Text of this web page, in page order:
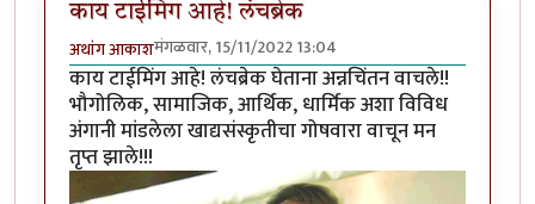
काय टाईमिंग आहे! लंचब्रेक
अथांग आकाशमंगळवार, 15/11/2022 13:04
काय टाईमिंग आहे! लंचब्रेक घेताना अन्नचिंतन वाचले!!
भौगोलिक, सामाजिक, आर्थिक, धार्मिक अशा विविध
अंगानी मांडलेला खाद्यसंस्कृतीचा गोषवारा वाचून मन
तृप्त झाले!!!